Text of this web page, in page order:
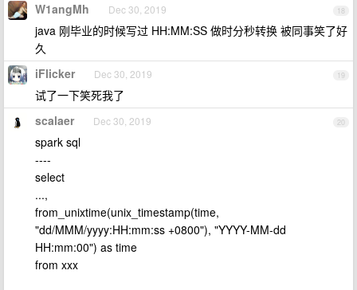
18
W1angMh Dec 30, 2019
java 刚毕业的时候写过 HH:MM:SS 做时分秒转换 被同事笑了好
久
19
iFlicker Dec 30, 2019
试了一下笑死我了
20
scalaer Dec 30, 2019
spark sql
----
select
...,
from_unixtime(unix_timestamp(time,
"dd/MMM/yyyy:HH:mm:ss +0800"), "YYYY-MM-dd
HH:mm:00") as time
from xxx